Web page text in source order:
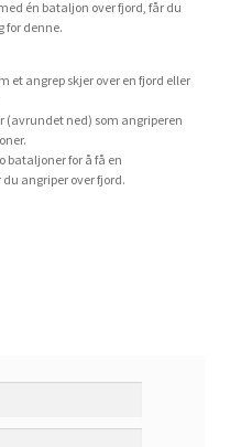
én bataljon over fjord, får du
for denne.
et angrep skjer over en fjord eller
(avrundet ned) som angriperen
bataljoner for å få en
angriper over fjord.